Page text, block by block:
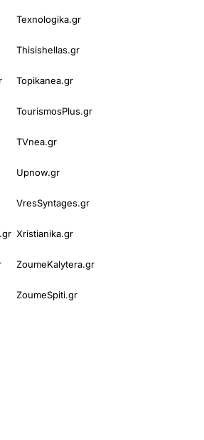
Texnologika.gr
Thisishellas.gr
Topikanea.gr
TourismosPlus.gr
TVnea.gr
Upnow.gr
VresSyntages.gr
Xristianika.gr
ZoumeKalytera.gr
ZoumeSpiti.gr